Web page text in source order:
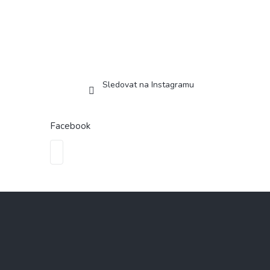
Sledovat na Instagramu
Facebook